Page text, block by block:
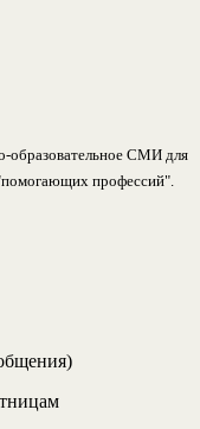
СМИ для
профессий".